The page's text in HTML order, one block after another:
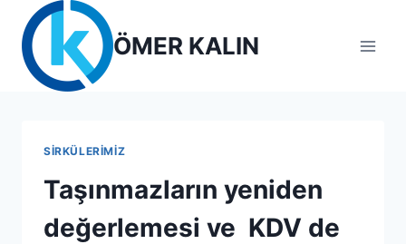
content
ÖMER KALIN
SIRKÜLERIMIZ
Taşınmazların yeniden
değerlemesi ve KDV de